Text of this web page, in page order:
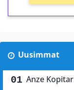
Uusimmat
Anze